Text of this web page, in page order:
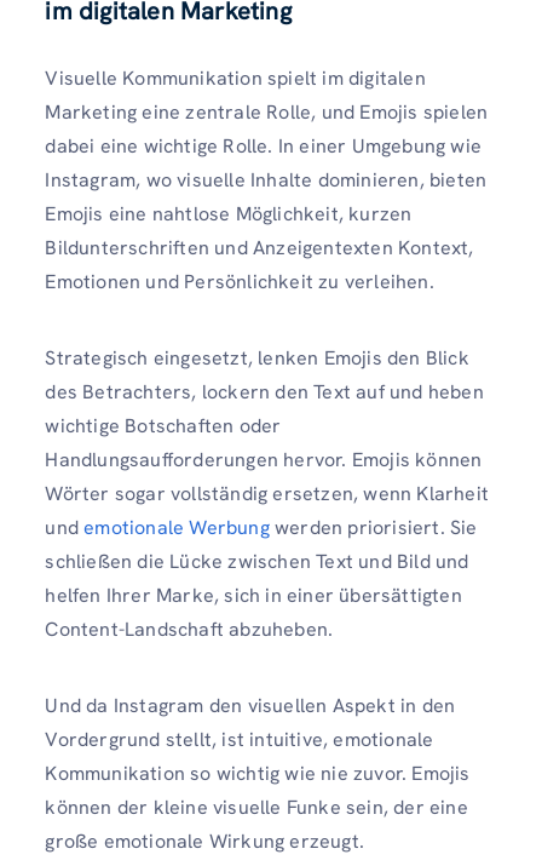
im digitalen Marketing
Visuelle Kommunikation spielt im digitalen
Marketing eine zentrale Rolle, und Emojis spielen
dabei eine wichtige Rolle. In einer Umgebung wie
Instagram, wo visuelle Inhalte dominieren, bieten
Emojis eine nahtlose Möglichkeit, kurzen
Bildunterschriften und Anzeigentexten Kontext,
Emotionen und Persönlichkeit zu verleihen.
Strategisch eingesetzt, lenken Emojis den Blick
des Betrachters, lockern den Text auf und heben
wichtige Botschaften oder
Handlungsaufforderungen hervor. Emojis können
Wörter sogar vollständig ersetzen, wenn Klarheit
undemotionale Werbungwerden priorisiert. Sie
schließen die Lücke zwischen Text und Bild und
helfen Ihrer Marke, sich in einer übersättigten
Content-Landschaft abzuheben.
Und da Instagram den visuellen Aspekt in den
Vordergrund stellt, ist intuitive, emotionale
Kommunikation so wichtig wie nie zuvor. Emojis
können der kleine visuelle Funke sein, der eine
große emotionale Wirkung erzeugt.